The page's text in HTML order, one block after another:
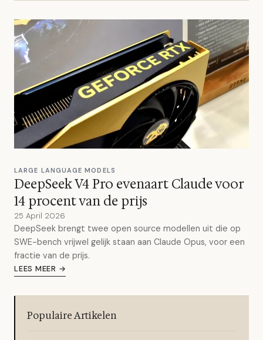
LARGE LANGUAGE MODELS
DeepSeek V4 Pro evenaart Claude voor
14 procent van de prijs
25 April 2026
DeepSeek brengt twee open source modellen uit die op
SWE-bench vrijwel gelijk staan aan Claude Opus, voor een
fractie van de prijs.
LEES MEER →
Populaire Artikelen